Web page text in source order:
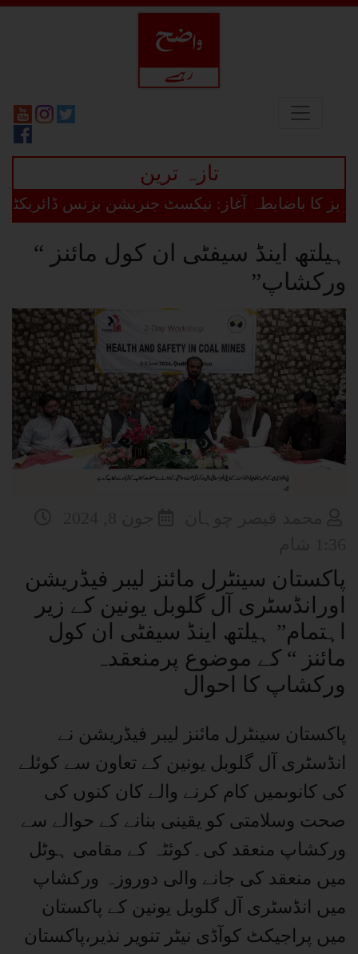
تازہ ترین
آغاز: نیکسٹ جنریشن بزنس ڈائریکٹری پلیٹ
ہیلتھ اینڈ سیفٹی ان کول مائنز “
ورکشاپ”
پاکستان سینٹرل مائنز لیبر فیڈریشن
اورانڈسٹری آل گلوبل یونین کے زیر
اہتمام” ہیلتھ اینڈ سیفٹی ان کول
مائنز “ کے موضوع پرمنعقدہ
ورکشاپ کا احوال
پاکستان سینٹرل مائنز لیبر فیڈریشن نے
انڈسٹری آل گلوبل یونین کے تعاون سے کوئلے
کی کانوںمیں کام کرنے والے کان کنوں کی
صحت وسلامتی کو یقینی بنانے کے حوالے سے
ورکشاپ منعقد کی۔کوئٹہ کے مقامی ہوٹل
میں منعقد کی جانے والی دوروزہ ورکشاپ
میں انڈسٹری آل گلوبل یونین کے پاکستان
میں پراجیکٹ کوآڈی نیٹر تنویر نذیر،پاکستان